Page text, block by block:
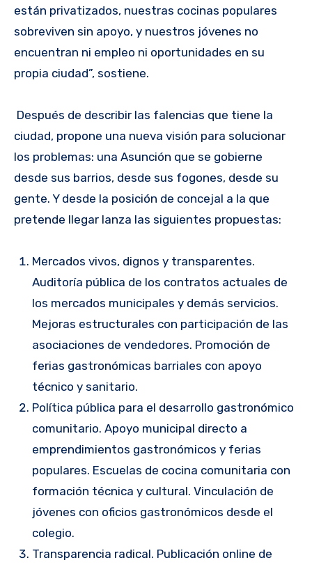
están privatizados, nuestras cocinas populares
sobreviven sin apoyo, y nuestros jóvenes no
encuentran ni empleo ni oportunidades en su
propia ciudad”, sostiene.
Después de describir las falencias que tiene la
ciudad, propone una nueva visión para solucionar
los problemas: una Asunción que se gobierne
desde sus barrios, desde sus fogones, desde su
gente. Y desde la posición de concejal a la que
pretende llegar lanza las siguientes propuestas:
Mercados vivos, dignos y transparentes.
Auditoría pública de los contratos actuales de
los mercados municipales y demás servicios.
Mejoras estructurales con participación de las
asociaciones de vendedores. Promoción de
ferias gastronómicas barriales con apoyo
técnico y sanitario.
Política pública para el desarrollo gastronómico
comunitario. Apoyo municipal directo a
emprendimientos gastronómicos y ferias
populares. Escuelas de cocina comunitaria con
formación técnica y cultural. Vinculación de
jóvenes con oficios gastronómicos desde el
colegio.
Transparencia radical. Publicación online de